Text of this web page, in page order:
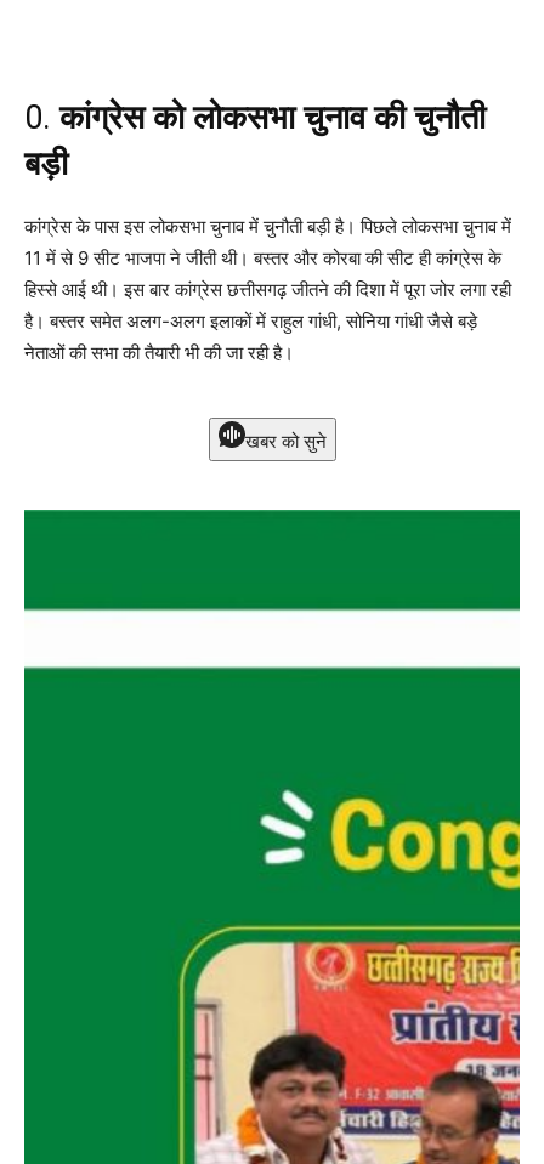
0.कांग्रेस को लोकसभा चुनाव की चुनौती
बड़ी
कांग्रेस के पास इस लोकसभा चुनाव में चुनौती बड़ी है। पिछले लोकसभा चुनाव में
11 में से 9 सीट भाजपा ने जीती थी। बस्तर और कोरबा की सीट ही कांग्रेस के
हिस्से आई थी। इस बार कांग्रेस छत्तीसगढ़ जीतने की दिशा में पूरा जोर लगा रही
है। बस्तर समेत अलग-अलग इलाकों में राहुल गांधी, सोनिया गांधी जैसे बड़े
नेताओं की सभा की तैयारी भी की जा रही है।
खबर को सुने